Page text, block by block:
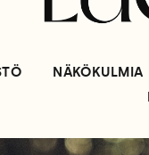
NÄKÖKULMIA